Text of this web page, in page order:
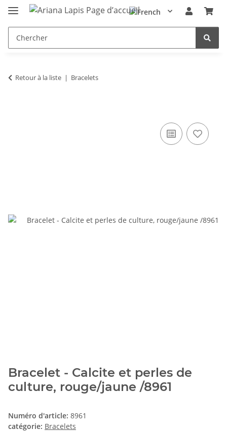
Retour à la liste Bracelets
Bracelet - Calcite et perles de
culture, rouge/jaune /8961
Numéro d'article: 8961
catégorie: Bracelets